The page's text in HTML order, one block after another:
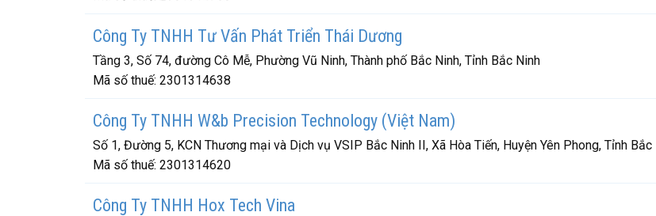
Công Ty TNHH Tư Vấn Phát Triển Thái Dương
Tầng 3, Số 74, đường Cô Mễ, Phường Vũ Ninh, Thành phố Bắc Ninh, Tỉnh Bắc Ninh
Mã số thuế: 2301314638
Công Ty TNHH W&b Precision Technology (Việt Nam)
Số 1, Đường 5, KCN Thương mại và Dịch vụ VSIP Bắc Ninh II, Xã Hòa Tiến, Huyện Yên Phong, Tỉnh Bắc
Mã số thuế: 2301314620
Công Ty TNHH Hox Tech Vina